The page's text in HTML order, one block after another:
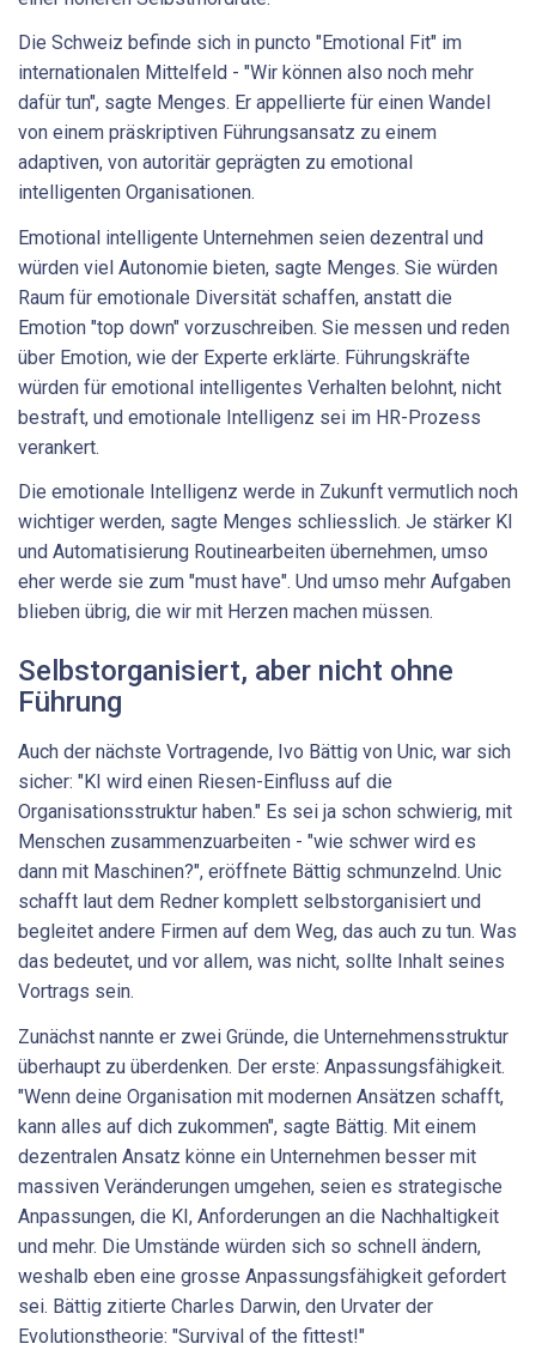
Die Schweiz befinde sich in puncto "Emotional Fit" im
internationalen Mittelfeld - "Wir können also noch mehr
dafür tun", sagte Menges. Er appellierte für einen Wandel
von einem präskriptiven Führungsansatz zu einem
adaptiven, von autoritär geprägten zu emotional
intelligenten Organisationen.
Emotional intelligente Unternehmen seien dezentral und
würden viel Autonomie bieten, sagte Menges. Sie würden
Raum für emotionale Diversität schaffen, anstatt die
Emotion "top down" vorzuschreiben. Sie messen und reden
über Emotion, wie der Experte erklärte. Führungskräfte
würden für emotional intelligentes Verhalten belohnt, nicht
bestraft, und emotionale Intelligenz sei im HR-Prozess
verankert.
Die emotionale Intelligenz werde in Zukunft vermutlich noch
wichtiger werden, sagte Menges schliesslich. Je stärker KI
und Automatisierung Routinearbeiten übernehmen, umso
eher werde sie zum "must have". Und umso mehr Aufgaben
blieben übrig, die wir mit Herzen machen müssen.
Selbstorganisiert, aber nicht ohne
Führung
Auch der nächste Vortragende, Ivo Bättig von Unic, war sich
sicher: "KI wird einen Riesen-Einfluss auf die
Organisationsstruktur haben." Es sei ja schon schwierig, mit
Menschen zusammenzuarbeiten - "wie schwer wird es
dann mit Maschinen?", eröffnete Bättig schmunzelnd. Unic
schafft laut dem Redner komplett selbstorganisiert und
begleitet andere Firmen auf dem Weg, das auch zu tun. Was
das bedeutet, und vor allem, was nicht, sollte Inhalt seines
Vortrags sein.
Zunächst nannte er zwei Gründe, die Unternehmensstruktur
überhaupt zu überdenken. Der erste: Anpassungsfähigkeit.
"Wenn deine Organisation mit modernen Ansätzen schafft,
kann alles auf dich zukommen", sagte Bättig. Mit einem
dezentralen Ansatz könne ein Unternehmen besser mit
massiven Veränderungen umgehen, seien es strategische
Anpassungen, die KI, Anforderungen an die Nachhaltigkeit
und mehr. Die Umstände würden sich so schnell ändern,
weshalb eben eine grosse Anpassungsfähigkeit gefordert
sei. Bättig zitierte Charles Darwin, den Urvater der
Evolutionstheorie: "Survival of the fittest!"